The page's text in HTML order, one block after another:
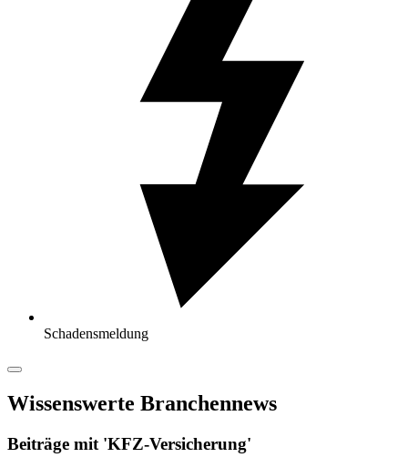
Schadensmeldung
Wissenswerte Branchennews
Beiträge mit 'KFZ-Versicherung'